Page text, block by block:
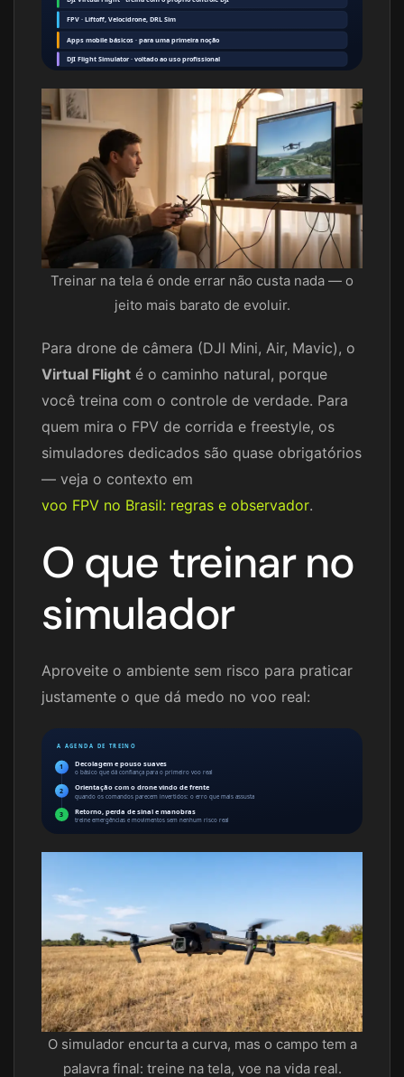
FPV · Liftoff, Velocidrone, DRL Sim
Apps mobile básicos · para uma primeira noção
DJI Flight Simulator · voltado ao uso profissional
Treinar na tela é onde errar não custa nada — o
jeito mais barato de evoluir.
Para drone de câmera (DJI Mini, Air, Mavic), o
Virtual Flight é o caminho natural, porque
você treina com o controle de verdade. Para
quem mira o FPV de corrida e freestyle, os
simuladores dedicados são quase obrigatórios
— veja o contexto em
voo FPV no Brasil: regras e observador.
O que treinar no
simulador
Aproveite o ambiente sem risco para praticar
justamente o que dá medo no voo real:
A AGENDA DE TREINO
1 Decolagem e pouso suaves
o básico que dá confiança para o primeiro voo real
2 Orientação com o drone vindo de frente
quando os comandos parecem invertidos: o erro que mais assusta
3 Retorno, perda de sinal e manobras
treine emergências e movimentos sem nenhum risco real
O simulador encurta a curva, mas o campo tem a
palavra final: treine na tela, voe na vida real.